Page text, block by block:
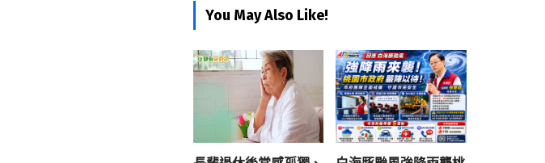
You May Also Like!